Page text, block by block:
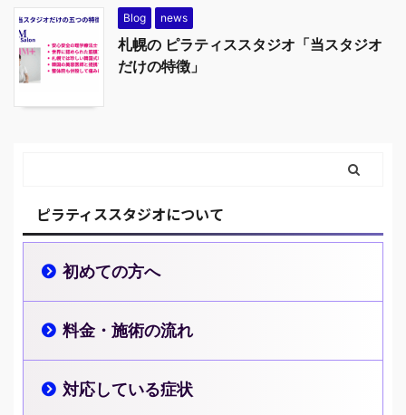
Blog news
札幌の ピラティススタジオ「当スタジオ
だけの特徴」
ピラティススタジオについて
初めての方へ
料金・施術の流れ
対応している症状